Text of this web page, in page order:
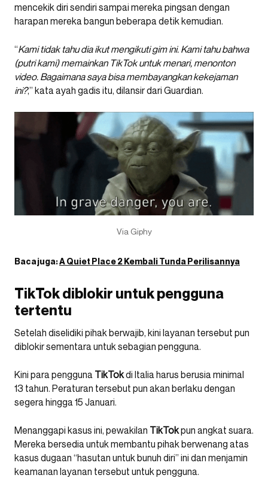
mencekik diri sendiri sampai mereka pingsan dengan
harapan mereka bangun beberapa detik kemudian.
“Kami tidak tahu dia ikut mengikuti gim ini. Kami tahu bahwa
(putri kami) memainkan TikTok untuk menari, menonton
video. Bagaimana saya bisa membayangkan kekejaman
ini?,” kata ayah gadis itu, dilansir dari Guardian.
Via Giphy
Baca juga:A Quiet Place 2 Kembali Tunda Perilisannya
TikTok diblokir untuk pengguna
tertentu
Setelah diselidiki pihak berwajib, kini layanan tersebut pun
diblokir sementara untuk sebagian pengguna.
Kini para pengguna TikTokdi Italia harus berusia minimal
13 tahun. Peraturan tersebut pun akan berlaku dengan
segera hingga 15 Januari.
Menanggapi kasus ini, pewakilan TikTokpun angkat suara.
Mereka bersedia untuk membantu pihak berwenang atas
kasus dugaan “hasutan untuk bunuh diri” ini dan menjamin
keamanan layanan tersebut untuk pengguna.